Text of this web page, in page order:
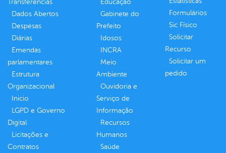
Transferências
Dados Abertos
Despesas
Diárias
Emendas
parlamentares
Estrutura
Organizacional
Inicio
LGPD e Governo
Digital
Licitações e
Contratos
Educação
Gabinete do
Prefeito
Idosos
INCRA
Meio
Ambiente
Ouvidoria e
Serviço de
Informação
Recursos
Humanos
Saúde
Formulários
Sic Físico
Solicitar
Recurso
Solicitar um
pedido